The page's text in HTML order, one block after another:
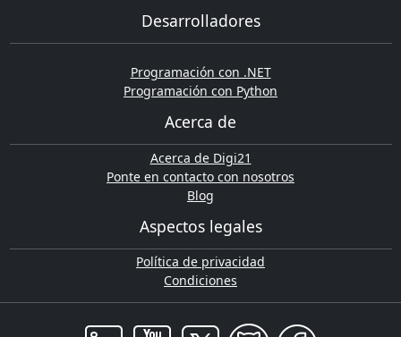
Desarrolladores
Programación con .NET
Programación con Python
Acerca de
Acerca de Digi21
Ponte en contacto con nosotros
Blog
Aspectos legales
Política de privacidad
Condiciones